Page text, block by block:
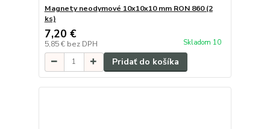
Magnety neodymové 10x10x10 mm RON 860 (2
ks)
7,20 €
5,85 € bez DPH Skladom 10
Pridať do košíka